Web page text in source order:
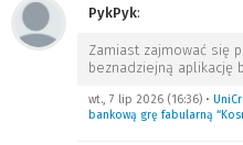
PykPyk:
Zamiast zajmować się
beznadziejną aplikację
wt., 7 lip 2026 (16:36) •
bankową grę fabularną